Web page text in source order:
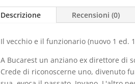
Descrizione Recensioni (0)
Il vecchio e il funzionario (nuovo 1 ed.
A Bucarest un anziano ex direttore di
Crede di riconoscerne uno, divenuto